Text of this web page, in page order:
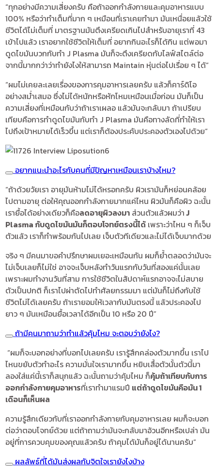
“ทุกอย่างมีความเสี่ยงครับ คือถ้าออกกำลังกายและคุมอาหารแบบ
100% หรือว่าทำเต็มที่มาก ๆ เหมือนที่เราเคยทำมา มันเหนื่อยแล้วใช้
ชีวิตได้ไม่เต็มที่ มาตรฐานมันตึงเครียดเกินไปสำหรับอายุเราที่ 43
เข้าไปแล้ว เราอยากใช้ชีวิตให้เต็มที่ อยากกินอะไรก็ได้กิน แต่พอมา
ดูดไขมันบวกกับทำ J Plasma มันก็จะตึงเครียดกับไลฟ์สไตล์ต่อ
จากนี้มากกว่าว่าทำยังไงให้สามารถ Maintain หุ่นต่อไปเรื่อย ๆ ได้”
“ผมไม่เคยละเลยเรื่องของการคุมอาหารเลยครับ แล้วก็คาร์ดิโอ
อย่างสม่ำเสมอ ซึ่งไม่ได้หนักหรือหักโหมเหมือนเมื่อก่อน มันก็เป็น
ความเสี่ยงที่เหมือนกับว่าถ้าเราเผลอ แล้วมันจะกลับมา ถ้าเปรียบ
เทียบคือการทำดูดไขมันกับทำ J Plasma มันคือทางลัดที่ทำให้เรา
ไปถึงเป้าหมายได้เร็วขึ้น แต่เราก็ต้องประคับประคองตัวเองไปด้วย”
อยากแนะนำอะไรกับคนที่มีปัญหาเหมือนเราบ้างไหม?
“ถ้าด้วยวัยเรา อายุมันห้ามไม่ได้หรอกครับ ผิวเรามันก็หย่อนคล้อย
ไปตามอายุ ต่อให้คุณออกกำลังกายมากแค่ไหน ผิวมันก็คือผิว ฉะนั้น
เรายื้อได้อย่างเดียวก็คือลดอายุผิวลงมา ส่วนตัวแล้วผมว่าJ
Plasma กับดูดไขมันมันก็ตอบโจทย์ตรงนี้ได้ เพราะว่าไหน ๆ ก็เจ็บ
ตัวแล้ว เราก็ทำพร้อมกันไปเลย เจ็บตัวทีเดียวและไม่ได้เจ็บมากด้วย
จริง ๆ มีคนมาขอคำปรึกษาผมเยอะเหมือนกัน ผมก็ย้ำตลอดว่ามันจะ
ไม่เจ็บเลยก็ไม่ใช่ อาจจะเจ็บหลังทำวันแรกกับวันที่สองแค่นั้นเลย
เพราะผมทำงานวันที่สาม การใช้ชีวิตในสัปดาห์แรกอาจจะไม่สบาย
ตัวเป็นปกติ ก็เราไปผ่าตัดไปทำศัลยกรรมมา แต่มันก็ไม่ถึงกับใช้
ชีวิตไม่ได้เลยครับ ถ้าเรายอมให้เวลากับมันตรงนี้ แล้วประคองไป
ยาว ๆ มันเหมือนยื้อเวลาได้อีกเป็น 10 หรือ 20 ปี”
ถ้ามีคนมาถามว่าทำแล้วคุ้มไหม จะตอบว่ายังไง?
“ผมก็จะบอกอย่างที่บอกไปเลยครับ เรารู้สึกคล่องตัวมากขึ้น เราไป
ไหนขยับตัวทำอะไร ความมั่นใจเรามากขึ้น หยิบเสื้อตัวนั้นตัวนี้มา
ลองใส่แค่นี้เราก็สนุกแล้ว ฉะนั้นถามว่าคุ้มไหม ก็คุ้มถ้าเทียบกับการ
ออกกำลังกายคุมอาหารที่เราทำมาแรมปี แต่ถ้าดูดไขมันคือมัน 1
เดือนก็เห็นผล
ความรู้สึกเดียวกับที่เราออกกำลังกายกับคุมอาหารเลย ผมก็จะบอก
ต่อว่าตอบโจทย์ด้วย แต่ถ้าถามว่ามันจะกลับมาอ้วนอีกหรือเปล่า มัน
อยู่ที่การควบคุมของคุณแล้วครับ ถ้าคุมได้มันก็อยู่ได้นานครับ”
ผลลัพธ์ที่ได้มันส่งผลกับจิตใจเรายังไงบ้าง